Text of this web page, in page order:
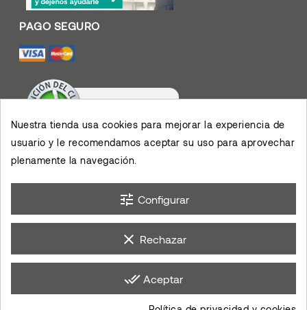
×
Valoración De Clientes
Muy contento con el
servicio y los productos,
agradezco su eficiencia.
Opinión De Clientes
Nuestra tienda usa cookies para mejorar la experiencia de
usuario y le recomendamos aceptar su uso para aprovechar
plenamente la navegación.
tune Configurar
clear Rechazar
done_all Aceptar